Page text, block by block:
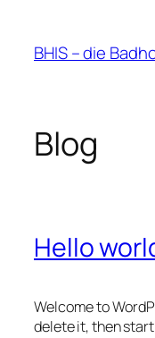
springen
BHIS – die
Blog
Hello
Welcome to
delete it, then